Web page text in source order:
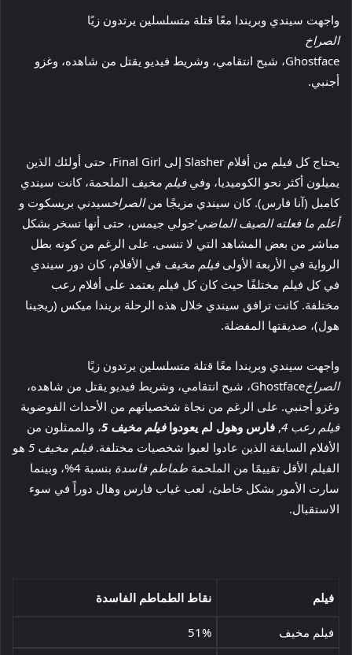
واجهت سيندي وبريندا معًا قتلة متسلسلين يرتدون زيًا
الصراخ
Ghostface، شبح انتقامي، وشريط فيديو يقتل من شاهده، وغزو
أجنبي.
يحتاج كل فيلم من أفلام Slasher إلى Final Girl، حتى أولئك الذين
يميلون أكثر نحو الكوميديا، وفيفيلم مخيف الملحمة، كانت سيندي
كامبل (آنا فارس). كان سيندي مزيجًا منالصراخسيدني بريسكوت و
أعلم ما فعلته الصيف الماضي‘جولي جيمس، حتى أنها تسخر بشكل
مباشر من بعض المشاهد التي لا تنسى. على الرغم من كونه بطل
الرواية في الأربعة الأولىفيلم مخيف في الأفلام، كان دور سيندي
في كل فيلم مختلفًا حيث كان كل فيلم يعتمد على أفلام رعب
مختلفة. كانت ترافق سيندي خلال هذه الرحلة بريندا ميكس (ريجينا
هول)، صديقتها المفضلة.
واجهت سيندي وبريندا معًا قتلة متسلسلين يرتدون زيًا
الصراخ
Ghostface، شبح انتقامي، وشريط فيديو يقتل من شاهده،
وغزو أجنبي. على الرغم من نجاة شخصياتهم من الأحداث الفوضوية
فيلم رعب 4
, فارس وهول لم يعودوافيلم مخيف 5 ، والممثلون من
الأفلام السابقة الذين عادوا لعبوا شخصيات مختلفة.فيلم مخيف 5
هو
الفيلم الأقل تقييمًا من الملحمة طماطم فاسدة
بنسبة 4%، وبينما
سارت الأمور بشكل خاطئ، لعب غياب فارس وهال دوراً في سوء
الاستقبال.
فيلم نقاط الطماطم الفاسدة
فيلم مخيف
51%